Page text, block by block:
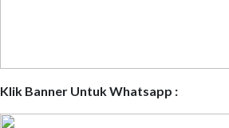
Klik Banner Untuk Whatsapp :